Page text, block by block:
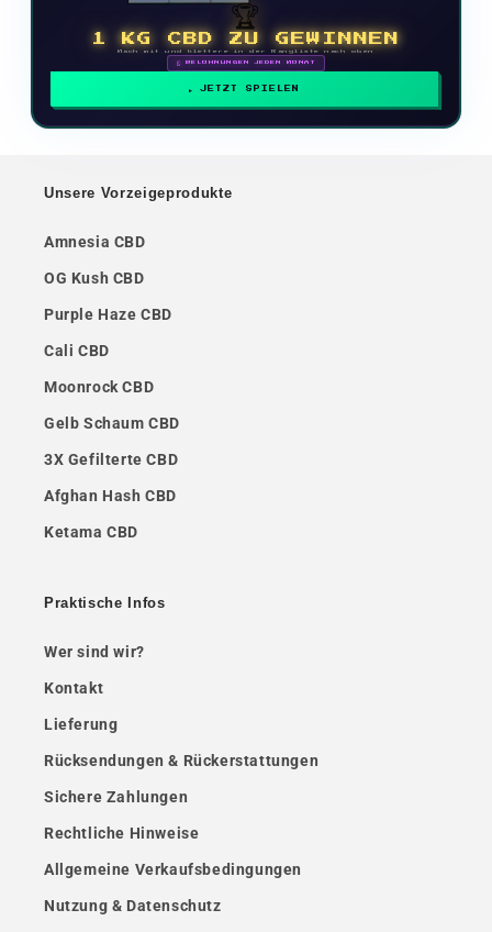
🏆
1 KG CBD ZU GEWINNEN
Mach mit und klettere in der Rangliste nach oben
🗓 BELOHNUNGEN JEDEN MONAT
JETZT SPIELEN
Unsere Vorzeigeprodukte
Amnesia CBD
OG Kush CBD
Purple Haze CBD
Cali CBD
Moonrock CBD
Gelb Schaum CBD
3X Gefilterte CBD
Afghan Hash CBD
Ketama CBD
Praktische Infos
Wer sind wir?
Kontakt
Lieferung
Rücksendungen & Rückerstattungen
Sichere Zahlungen
Rechtliche Hinweise
Allgemeine Verkaufsbedingungen
Nutzung & Datenschutz